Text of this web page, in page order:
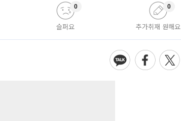
슬퍼요
0
추가취재 원해요
0